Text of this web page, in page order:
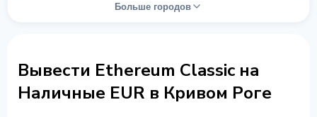
Больше городов
Вывести Ethereum Classic на
Наличные EUR в Кривом Роге